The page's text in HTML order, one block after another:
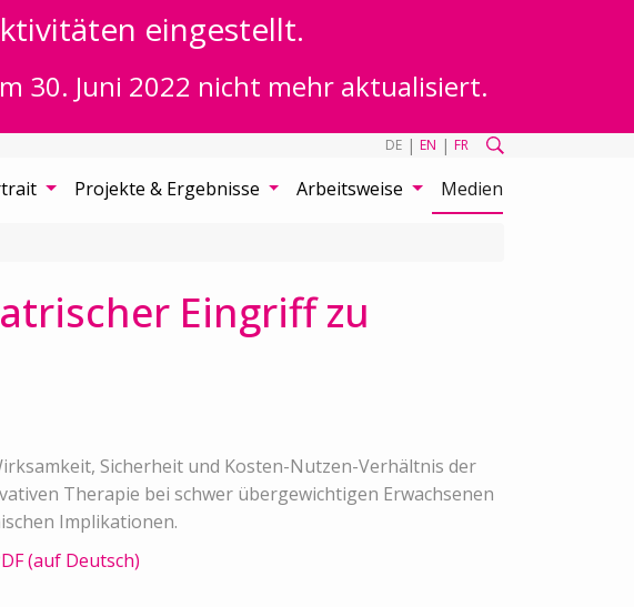
eingestellt.
30. Juni 2022 nicht mehr aktualisiert.
DE | EN | FR
Projekte & Ergebnisse Arbeitsweise Medien
Eingriff zu
Sicherheit und Kosten-Nutzen-Verhältnis der
Therapie bei schwer übergewichtigen Erwachsenen
Implikationen.
(auf Deutsch)